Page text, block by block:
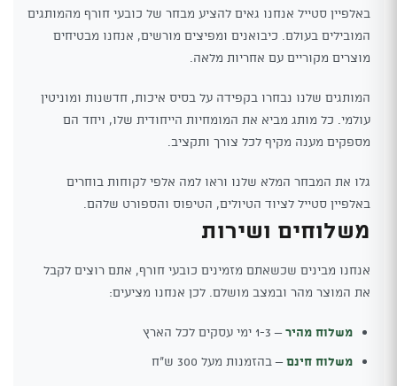
באלפיין סטייל אנחנו גאים להציע מבחר של כובעי חורף מהמותגים
המובילים בעולם. כיבואנים ומפיצים מורשים, אנחנו מבטיחים
מוצרים מקוריים עם אחריות מלאה.
המותגים שלנו נבחרו בקפידה על בסיס איכות, חדשנות ומוניטין
עולמי. כל מותג מביא את המומחיות הייחודית שלו, ויחד הם
מספקים מענה מקיף לכל צורך ותקציב.
גלו את המבחר המלא שלנו וראו למה אלפי לקוחות בוחרים
באלפיין סטייל לציוד הטיולים, הטיפוס והספורט שלהם.
משלוחים ושירות
אנחנו מבינים שכשאתם מזמינים כובעי חורף, אתם רוצים לקבל
את המוצר מהר ובמצב מושלם. לכן אנחנו מציעים:
משלוח מהיר– 1-3 ימי עסקים לכל הארץ
משלוח חינם– בהזמנות מעל 300 ש"ח